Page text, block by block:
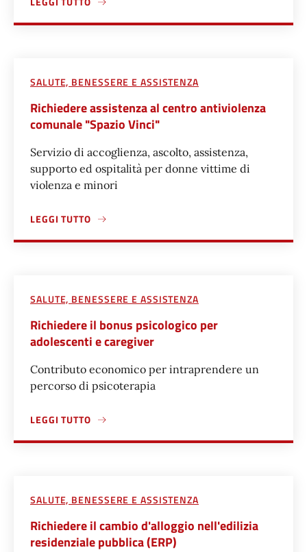
A PROPOSITO DI RICHIEDERE ABILITAZIONE
SALUTE, BENESSERE E ASSISTENZA
Richiedere assistenza al centro antiviolenza
comunale "Spazio Vinci"
Servizio di accoglienza, ascolto, assistenza,
supporto ed ospitalità per donne vittime di
violenza e minori​
LEGGI TUTTO
A PROPOSITO DI RICHIEDERE ASSISTENZA AL CENTRO
SALUTE, BENESSERE E ASSISTENZA
Richiedere il bonus psicologico per
adolescenti e caregiver
Contributo economico per intraprendere un
percorso di psicoterapia
LEGGI TUTTO
A PROPOSITO DI RICHIEDERE IL BONUS PSICOLOGICO
SALUTE, BENESSERE E ASSISTENZA
Richiedere il cambio d'alloggio nell'edilizia
residenziale pubblica (ERP)